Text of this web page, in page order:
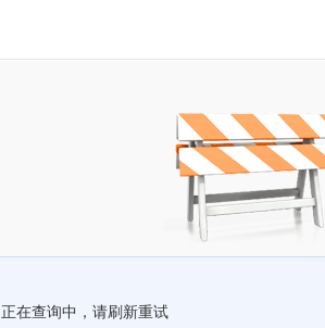
正在查询中，请刷新重试